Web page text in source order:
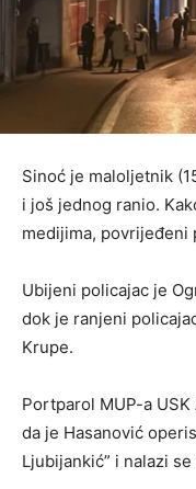
Sinoć je maloljetnik
i još jednog ranio.
medijima, povrijeđeni
Ubijeni policajac je
dok je ranjeni
Krupe.
Portparol MUP-a
da je Hasanović
Ljubijankić” i nalazi